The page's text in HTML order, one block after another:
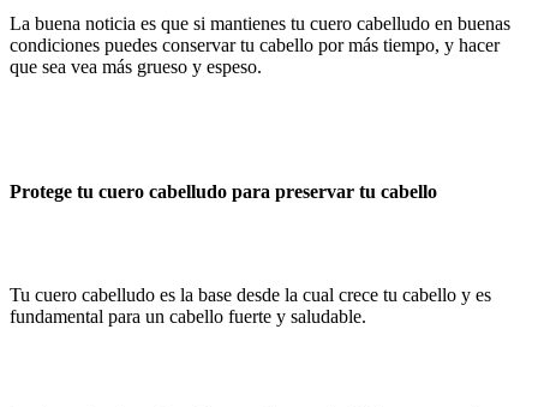
La buena noticia es que si mantienes tu cuero cabelludo en buenas
condiciones puedes conservar tu cabello por más tiempo, y hacer
que sea vea más grueso y espeso.
Protege tu cuero cabelludo para preservar tu cabello
Tu cuero cabelludo es la base desde la cual crece tu cabello y es
fundamental para un cabello fuerte y saludable.